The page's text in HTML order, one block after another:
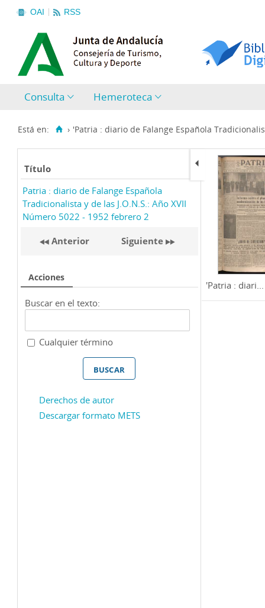
OAI RSS
Consulta Hemeroteca
Está en: › 'Patria : diario de Falange Española
Título
Patria : diario de Falange Española
Tradicionalista y de las J.O.N.S.: Año XVII
Número 5022 - 1952 febrero 2
Anterior Siguiente
Acciones
Buscar en el texto:
Cualquier término
Derechos de autor
Descargar formato METS
'Patria : diari...